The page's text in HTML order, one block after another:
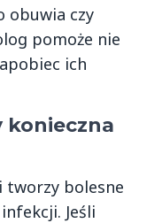
obuwia czy
pomoże nie
ich
konieczna
tworzy bolesne
Jeśli